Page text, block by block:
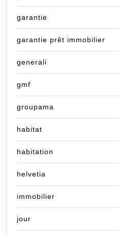
garantie
garantie prêt immobilier
generali
gmf
groupama
habitat
habitation
helvetia
immobilier
jour